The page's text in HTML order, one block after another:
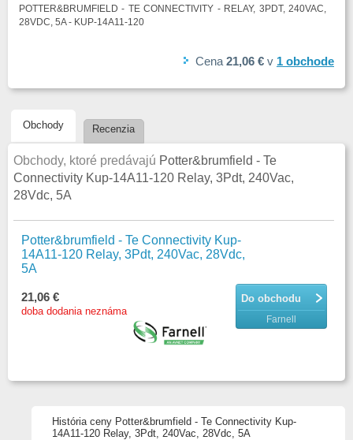
POTTER&BRUMFIELD - TE CONNECTIVITY - RELAY, 3PDT, 240VAC,
28VDC, 5A - KUP-14A11-120
Cena 21,06 € v 1 obchode
Obchody Recenzia
Obchody, ktoré predávajú Potter&brumfield - Te
Connectivity Kup-14A11-120 Relay, 3Pdt, 240Vac,
28Vdc, 5A
Potter&brumfield - Te Connectivity Kup-
14A11-120 Relay, 3Pdt, 240Vac, 28Vdc,
5A
Do obchodu
Farnell
21,06 €
doba dodania neznáma
História ceny Potter&brumfield - Te Connectivity Kup-
14A11-120 Relay, 3Pdt, 240Vac, 28Vdc, 5A